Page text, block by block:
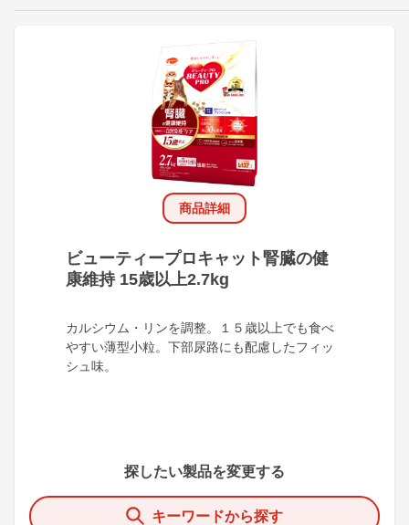
商品詳細
ビューティープロキャット腎臓の健
康維持 15歳以上2.7kg
カルシウム・リンを調整。１５歳以上でも食べ
やすい薄型小粒。下部尿路にも配慮したフィッ
シュ味。
探したい製品を変更する
キーワードから探す